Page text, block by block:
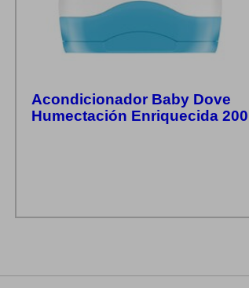
Acondicionador Baby Dove
Humectación Enriquecida